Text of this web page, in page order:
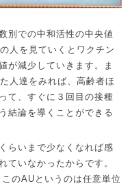
別での中和活性の中央値
人を見ていくとワクチン
が減少していきます。ま
人達をみれば、高齢者ほ
て、すぐに３回目の接種
結論を導くことができる
らいまで少なくなれば感
ていなかったからです。
のAU というのは任意単位